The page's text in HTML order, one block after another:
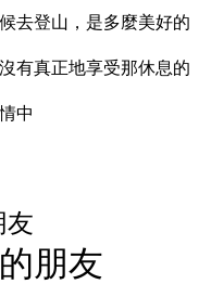
去登山，是多麼美好的
有真正地享受那休息的
中
友
朋友